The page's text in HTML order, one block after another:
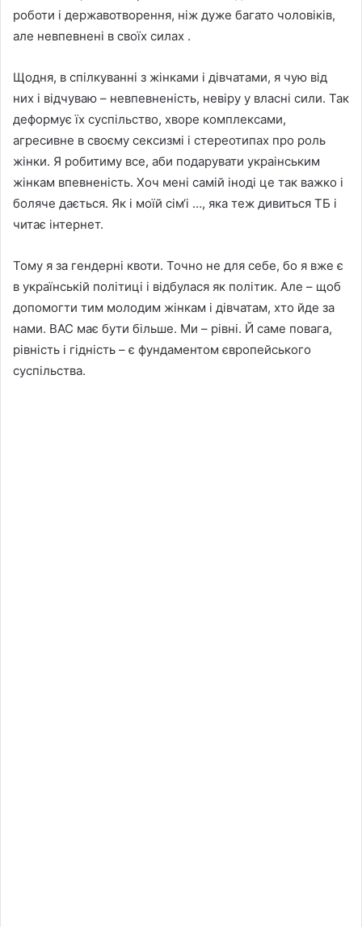
роботи і державотворення, ніж дуже багато чоловіків,
але невпевнені в своїх силах .
Щодня, в спілкуванні з жінками і дівчатами, я чую від
них і відчуваю – невпевненість, невіру у власні сили. Так
деформує їх суспільство, хворе комплексами,
агресивне в своєму сексизмі і стереотипах про роль
жінки. Я робитиму все, аби подарувати украінським
жінкам впевненість. Хоч мені самій іноді це так важко і
боляче дається. Як і моїй сім‘і …, яка теж дивиться ТБ і
читає інтернет.
Тому я за гендерні квоти. Точно не для себе, бо я вже є
в українській політиці і відбулася як політик. Але – щоб
допомогти тим молодим жінкам і дівчатам, хто йде за
нами. ВАС має бути більше. Ми – рівні. Й саме повага,
рівність і гідність – є фундаментом європейського
суспільства.